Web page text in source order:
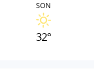
SON
32°